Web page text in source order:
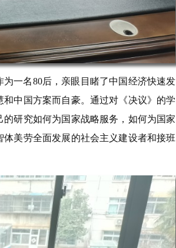
一名80后，亲眼目睹了中国经济快速发
中国方案而自豪。通过对《决议》的学
研究如何为国家战略服务，如何为国家
美劳全面发展的社会主义建设者和接班